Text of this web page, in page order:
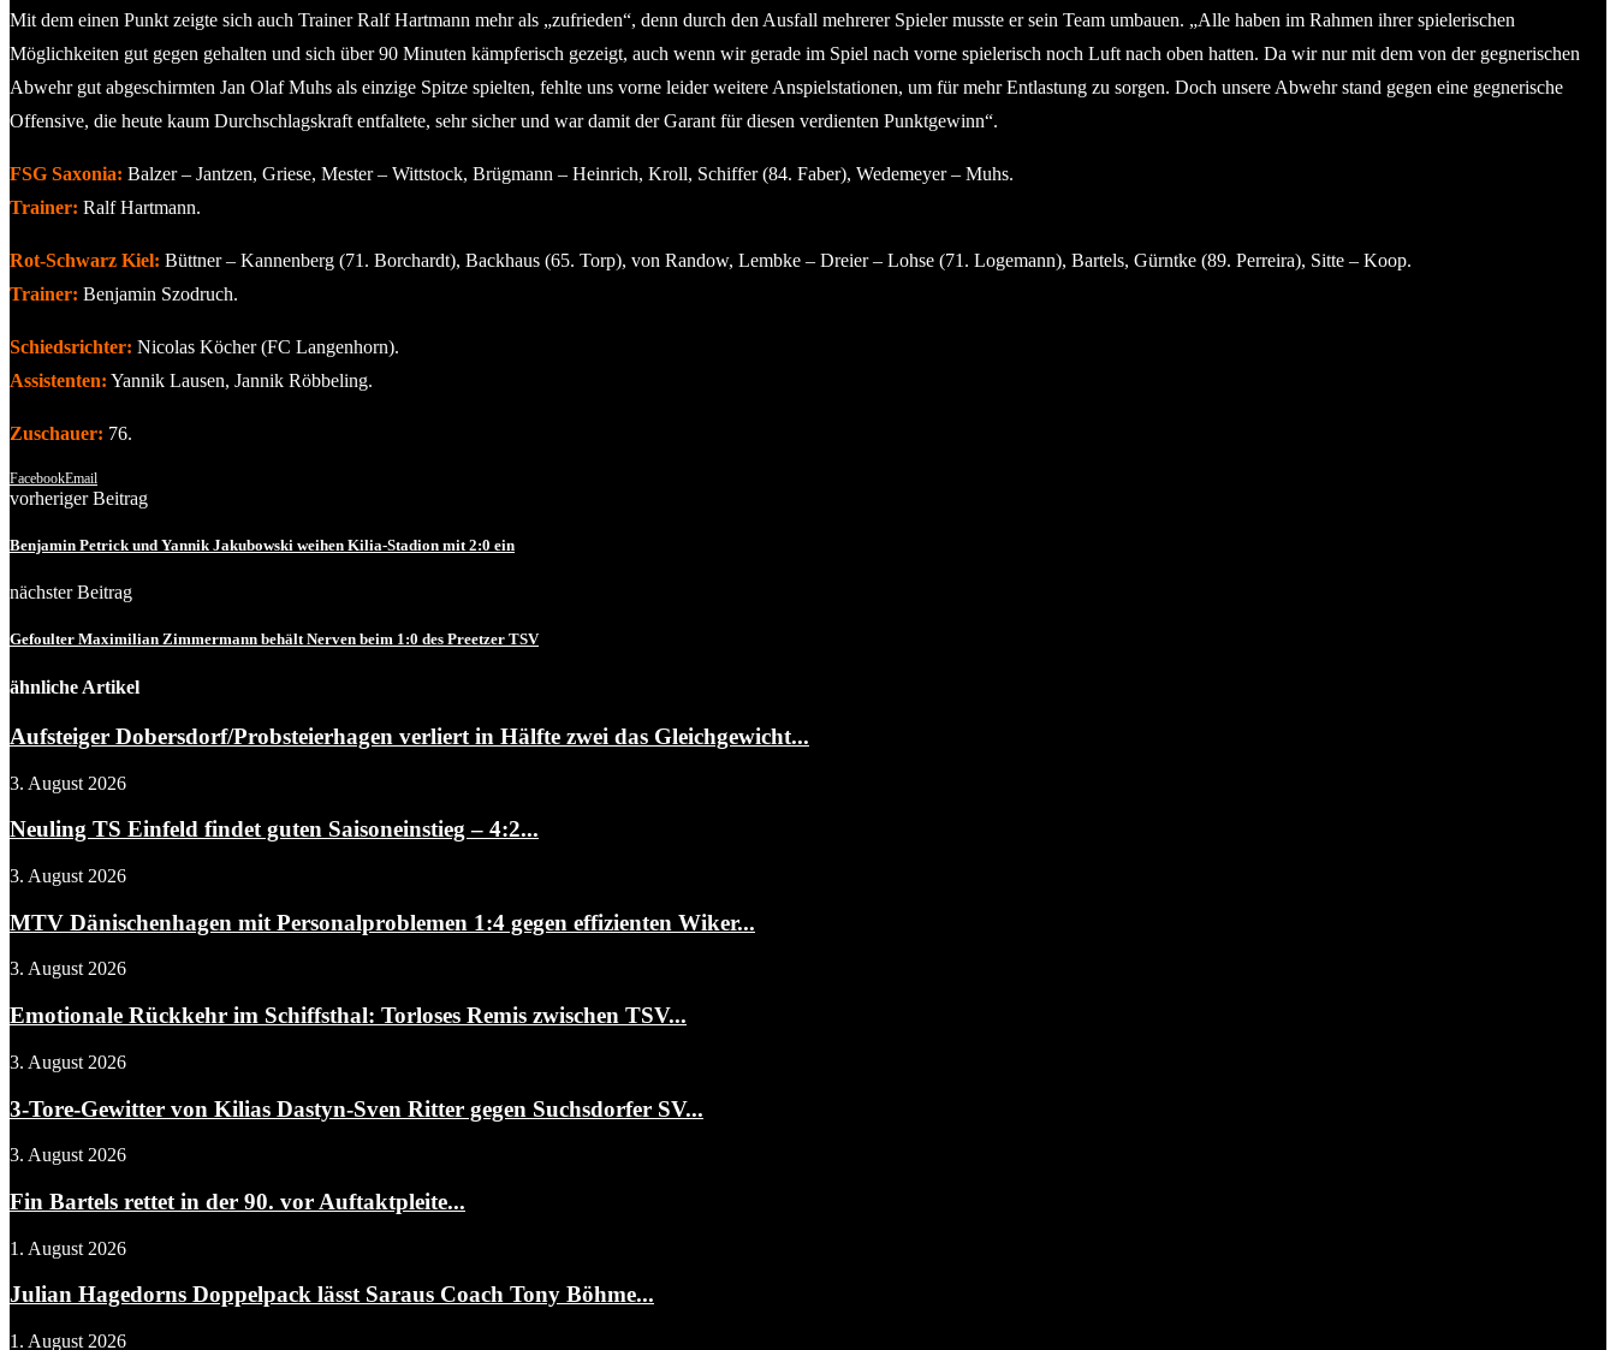
Mit dem einen Punkt zeigte sich auch Trainer Ralf Hartmann mehr als „zufrieden“, denn durch den Ausfall mehrerer Spieler musste er sein Team umbauen. „Alle haben im Rahmen ihrer spielerischen
Möglichkeiten gut gegen gehalten und sich über 90 Minuten kämpferisch gezeigt, auch wenn wir gerade im Spiel nach vorne spielerisch noch Luft nach oben hatten. Da wir nur mit dem von der gegnerischen
Abwehr gut abgeschirmten Jan Olaf Muhs als einzige Spitze spielten, fehlte uns vorne leider weitere Anspielstationen, um für mehr Entlastung zu sorgen. Doch unsere Abwehr stand gegen eine gegnerische
Offensive, die heute kaum Durchschlagskraft entfaltete, sehr sicher und war damit der Garant für diesen verdienten Punktgewinn“.
FSG Saxonia: Balzer – Jantzen, Griese, Mester – Wittstock, Brügmann – Heinrich, Kroll, Schiffer (84. Faber), Wedemeyer – Muhs.
Trainer: Ralf Hartmann.
Rot-Schwarz Kiel: Büttner – Kannenberg (71. Borchardt), Backhaus (65. Torp), von Randow, Lembke – Dreier – Lohse (71. Logemann), Bartels, Gürntke (89. Perreira), Sitte – Koop.
Trainer: Benjamin Szodruch.
Schiedsrichter: Nicolas Köcher (FC Langenhorn).
Assistenten: Yannik Lausen, Jannik Röbbeling.
Zuschauer: 76.
FacebookEmail
vorheriger Beitrag
Benjamin Petrick und Yannik Jakubowski weihen Kilia-Stadion mit 2:0 ein
nächster Beitrag
Gefoulter Maximilian Zimmermann behält Nerven beim 1:0 des Preetzer TSV
ähnliche Artikel
Aufsteiger Dobersdorf/Probsteierhagen verliert in Hälfte zwei das Gleichgewicht...
3. August 2026
Neuling TS Einfeld findet guten Saisoneinstieg – 4:2...
3. August 2026
MTV Dänischenhagen mit Personalproblemen 1:4 gegen effizienten Wiker...
3. August 2026
Emotionale Rückkehr im Schiffsthal: Torloses Remis zwischen TSV...
3. August 2026
3-Tore-Gewitter von Kilias Dastyn-Sven Ritter gegen Suchsdorfer SV...
3. August 2026
Fin Bartels rettet in der 90. vor Auftaktpleite...
1. August 2026
Julian Hagedorns Doppelpack lässt Saraus Coach Tony Böhme...
1. August 2026